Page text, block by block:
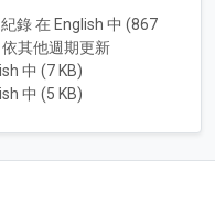
錄 在 English 中 (867
依其他週期更新
中 (7 KB)
中 (5 KB)